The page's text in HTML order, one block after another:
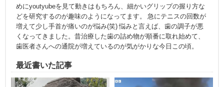
めにyoutyubeを見て動きはもちろん、細かいグリップの握り方な
どを研究するのが趣味のようになってます。 急にテニスの回数が
増えて少し手首が痛いのが悩み(笑) 悩みと言えば、歯の調子が悪
くなってきました。昔治療した歯の詰め物が順番に取れ始めて、
歯医者さんへの通院が増えているのが気がかりな今日この頃。
最近書いた記事